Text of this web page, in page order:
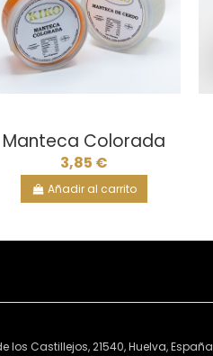
Manteca Colorada
3,85 €
Añadir al carrito
los Castillejos, 21540, Huelva, España